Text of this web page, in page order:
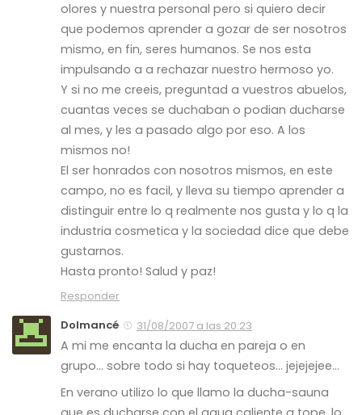
olores y nuestra personal pero si quiero decir
que podemos aprender a gozar de ser nosotros
mismo, en fin, seres humanos. Se nos esta
impulsando a a rechazar nuestro hermoso yo.
Y si no me creeis, preguntad a vuestros abuelos,
cuantas veces se duchaban o podian ducharse
al mes, y les a pasado algo por eso. A los
mismos no!
El ser honrados con nosotros mismos, en este
campo, no es facil, y lleva su tiempo aprender a
distinguir entre lo q realmente nos gusta y lo q la
industria cosmetica y la sociedad dice que debe
gustarnos.
Hasta pronto! Salud y paz!
Responder
Dolmancé
31/08/2007 a las 20:23
A mi me encanta la ducha en pareja o en
grupo… sobre todo si hay toqueteos… jejejejee…
En verano utilizo lo que llamo la ducha-sauna